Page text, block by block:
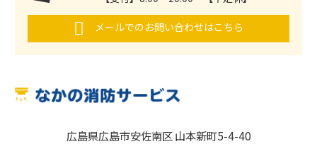
メールでのお問い合わせはこちら
広島県広島市安佐南区 山本新町5-4-40